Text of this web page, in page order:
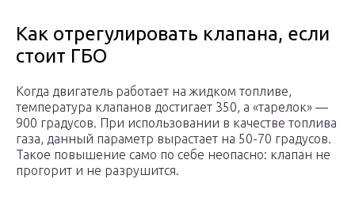
Как отрегулировать клапана, если
стоит ГБО
Когда двигатель работает на жидком топливе,
температура клапанов достигает 350, а «тарелок» —
900 градусов. При использовании в качестве топлива
газа, данный параметр вырастает на 50-70 градусов.
Такое повышение само по себе неопасно: клапан не
прогорит и не разрушится.